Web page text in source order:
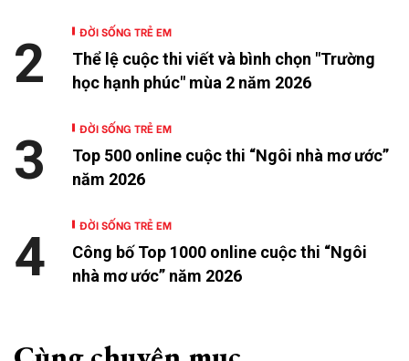
ĐỜI SỐNG TRẺ EM
Thể lệ cuộc thi viết và bình chọn "Trường
học hạnh phúc" mùa 2 năm 2026
2
ĐỜI SỐNG TRẺ EM
Top 500 online cuộc thi “Ngôi nhà mơ ước”
năm 2026
3
ĐỜI SỐNG TRẺ EM
Công bố Top 1000 online cuộc thi “Ngôi
nhà mơ ước” năm 2026
4